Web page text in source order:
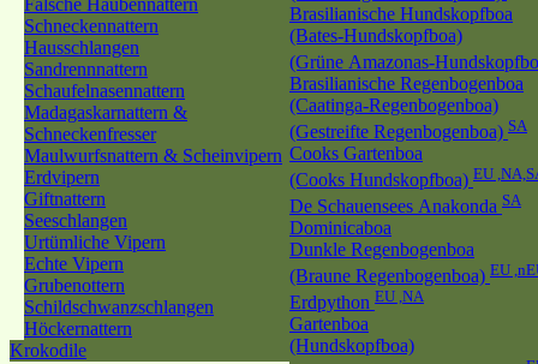
Falsche Haubennattern
Schneckennattern
Hausschlangen
Sandrennnattern
Schaufelnasennattern
Madagaskarnattern &
Schneckenfresser
Maulwurfsnattern & Scheinvipern
Erdvipern
Giftnattern
Seeschlangen
Urtümliche Vipern
Echte Vipern
Grubenottern
Schildschwanzschlangen
Höckernattern
Krokodile
Brasilianische Hundskopfboa
(Bates-Hundskopfboa)
(Grüne Amazonas-
Brasilianische Regenbogenboa
(Caatinga-Regenbogenboa)
(Gestreifte Regenbogenboa) SA
Cooks Gartenboa
(Cooks Hundskopfboa) EU
De Schauensees Anakonda SA
Dominicaboa
Dunkle Regenbogenboa
(Braune Regenbogenboa) EU
Erdpython EU ,NA
Gartenboa
(Hundskopfboa)